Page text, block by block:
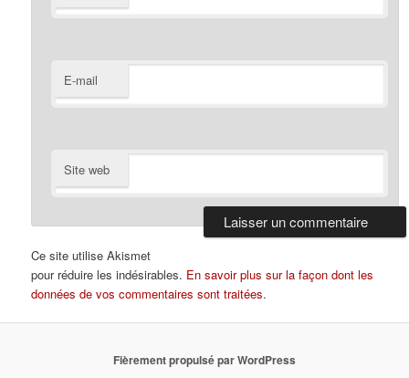
E-mail
Site web
Ce site utilise Akismet
pour réduire les indésirables. En savoir plus sur la façon dont les
données de vos commentaires sont traitées.
Fièrement propulsé par WordPress